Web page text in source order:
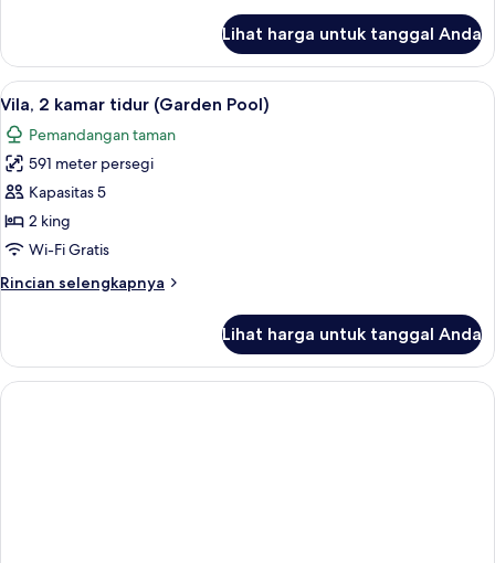
Suite
(Estate)
Lihat harga untuk tanggal Anda
Lihat
semua
foto
untuk
Vila,
2
kamar
(Garden
Vila, 2 kamar tidur (Garden Pool) |
5
Vila, 2 kamar tidur (Garden Pool)
Pemandangan taman
591 meter persegi
Kapasitas 5
2 king
Wi-Fi Gratis
Rincian selengkapnya
Rincian
Vila,
kamar
Lihat harga untuk tanggal Anda